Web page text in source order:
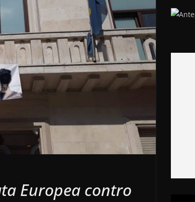
Europea contro